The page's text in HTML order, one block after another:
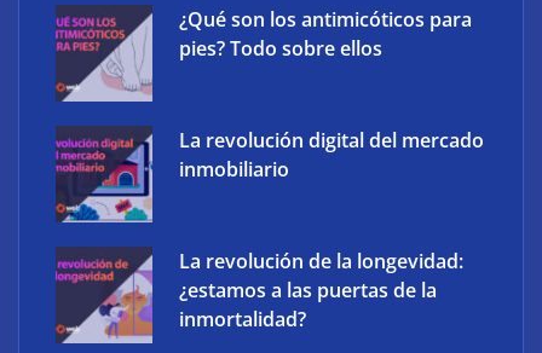
The Factory School explica por qué aprender
herramientas de IA ya no es suficiente para los
profesionales de la arquitectura
¿Qué son los antimicóticos para
pies? Todo sobre ellos
La revolución digital del mercado
inmobiliario
La revolución de la longevidad:
¿estamos a las puertas de la
inmortalidad?